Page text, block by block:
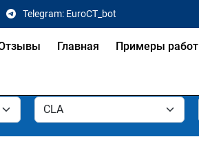
Telegram: EuroCT_bot
Главная Примеры работ